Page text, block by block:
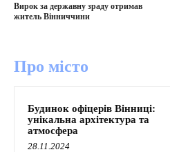
Вирок за державну зраду отримав
житель Вінниччини
Про місто
Будинок офіцерів Вінниці:
унікальна архітектура та
атмосфера
28.11.2024